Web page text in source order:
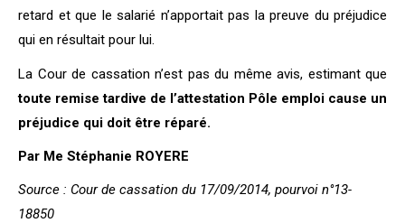
retard et que le salarié n’apportait pas la preuve du préjudice
qui en résultait pour lui.
La Cour de cassation n’est pas du même avis, estimant que
toute remise tardive de l’attestation Pôle emploi cause un
préjudice qui doit être réparé.
Par Me Stéphanie ROYERE
Source : Cour de cassation du 17/09/2014, pourvoi n°13-
18850